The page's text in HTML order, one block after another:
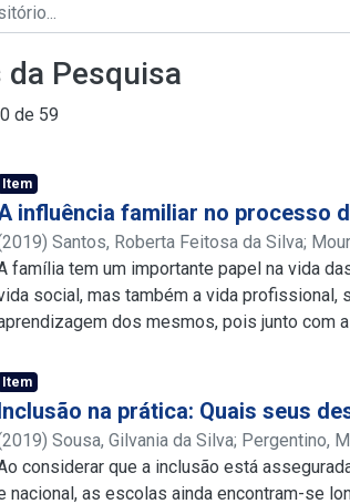
Pesquisa
de 59
Item
influência familiar no processo
2019)Santos, Roberta Feitosa da Silva;
lattes.cnpq.br/1348666346504103
família tem um importante papel na vida
social, mas também a vida profissional,
dos mesmos, pois junto com
podem ser perpetuados para a
um estudo sobre o papel da
crianças, mostrando assim que tanto a
das crianças, como a família. A
bibliográfica, que teve ainda como base “A
Item
na prática: Quais seus
2019)Sousa, Gilvania da Silva; Pergentino,
lattes.cnpq.br/0295353071625877;
lattes.cnpq.br/8609744664240877
considerar que a inclusão está
nacional, as escolas ainda encontram-se